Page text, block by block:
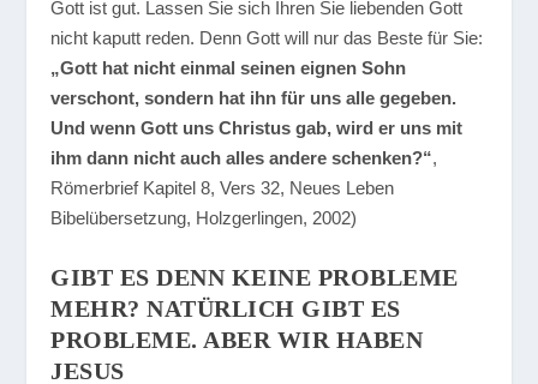
Gott ist gut. Lassen Sie sich Ihren Sie liebenden Gott
nicht kaputt reden. Denn Gott will nur das Beste für Sie:
„Gott hat nicht einmal seinen eignen Sohn
verschont, sondern hat ihn für uns alle gegeben.
Und wenn Gott uns Christus gab, wird er uns mit
ihm dann nicht auch alles andere schenken?“,
Römerbrief Kapitel 8, Vers 32, Neues Leben
Bibelübersetzung, Holzgerlingen, 2002)
GIBT ES DENN KEINE PROBLEME
MEHR? NATÜRLICH GIBT ES
PROBLEME. ABER WIR HABEN
JESUS